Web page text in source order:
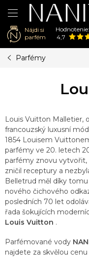
Nájdi si
parfém
Hodnotenie:
4,7
Parfémy
Louis Vuitton Malletier,
francouzský luxusní
1854 Louisem
parfémy ve 20. letech
parfémy znovu vytvořit,
zničil receptury a
Belletrud měl díky
nového čichového
posledních 70 let
řada šokujících
Louis Vuitton .
Parfémované vody
najdete za skvělou cenu